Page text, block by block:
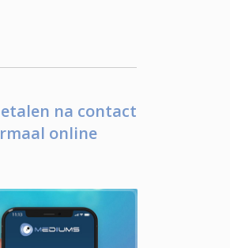
na contact
online